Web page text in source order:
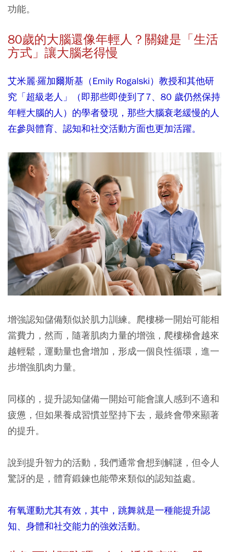
功能。
80歲的大腦還像年輕人？關鍵是「生活
方式」讓大腦老得慢
艾米麗·羅加爾斯基（Emily Rogalski）教授和其他研
究「超級老人」（即那些即使到了7、80 歲仍然保持
年輕大腦的人）的學者發現，那些大腦衰老緩慢的人
在參與體育、認知和社交活動方面也更加活躍。
增強認知儲備類似於肌力訓練。爬樓梯一開始可能相
當費力，然而，隨著肌肉力量的增強，爬樓梯會越來
越輕鬆，運動量也會增加，形成一個良性循環，進一
步增強肌肉力量。
同樣的，提升認知儲備一開始可能會讓人感到不適和
疲憊，但如果養成習慣並堅持下去，最終會帶來顯著
的提升。
說到提升智力的活動，我們通常會想到解謎，但令人
驚訝的是，體育鍛鍊也能帶來類似的認知益處。
有氧運動尤其有效，其中，跳舞就是一種能提升認
知、身體和社交能力的強效活動。